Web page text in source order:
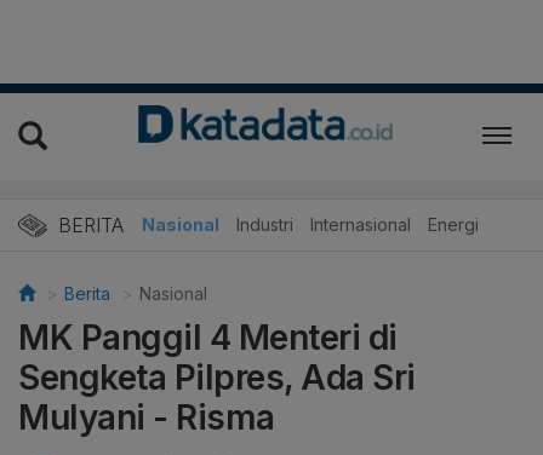
BERITA Nasional Industri Internasional Energi
Berita Nasional
MK Panggil 4 Menteri di
Sengketa Pilpres, Ada Sri
Mulyani - Risma